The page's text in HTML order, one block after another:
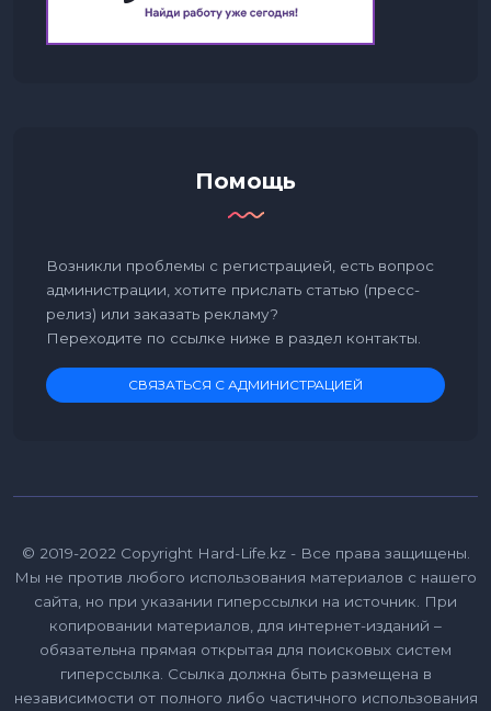
Помощь
Возникли проблемы с регистрацией, есть вопрос
администрации, хотите прислать статью (пресс-
релиз) или заказать рекламу?
Переходите по ссылке ниже в раздел контакты.
СВЯЗАТЬСЯ С АДМИНИСТРАЦИЕЙ
© 2019-2022 Copyright Hard-Life.kz - Все права защищены.
Мы не против любого использования материалов с нашего
сайта, но при указании гиперссылки на источник. При
копировании материалов, для интернет-изданий –
обязательна прямая открытая для поисковых систем
гиперссылка. Ссылка должна быть размещена в
независимости от полного либо частичного использования